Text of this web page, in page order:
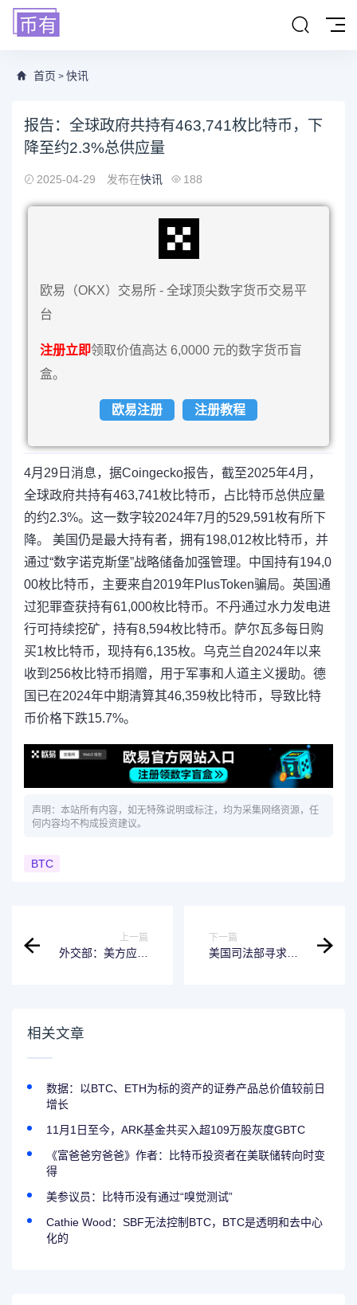
首页 > 快讯
报告：全球政府共持有463,741枚比特币，下
降至约2.3%总供应量
2025-04-29 发布在快讯 188
欧易（OKX）交易所 - 全球顶尖数字货币交易平
台
注册立即领取价值高达 6,0000 元的数字货币盲
盒。
欧易注册 注册教程
4月29日消息，据Coingecko报告，截至2025年4月，
全球政府共持有463,741枚比特币，占比特币总供应量
的约2.3%。这一数字较2024年7月的529,591枚有所下
降。 美国仍是最大持有者，拥有198,012枚比特币，并
通过“数字诺克斯堡”战略储备加强管理。中国持有194,0
00枚比特币，主要来自2019年PlusToken骗局。英国通
过犯罪查获持有61,000枚比特币。不丹通过水力发电进
行可持续挖矿，持有8,594枚比特币。萨尔瓦多每日购
买1枚比特币，现持有6,135枚。乌克兰自2024年以来
收到256枚比特币捐赠，用于军事和人道主义援助。德
国已在2024年中期清算其46,359枚比特币，导致比特
币价格下跌15.7%。
声明：本站所有内容，如无特殊说明或标注，均为采集网络资源，任
何内容均不构成投资建议。
BTC
上一篇
外交部：美方应在
下一篇
美国司法部寻求判
相关文章
数据：以BTC、ETH为标的资产的证券产品总价值较前日
增长
11月1日至今，ARK基金共买入超109万股灰度GBTC
《富爸爸穷爸爸》作者：比特币投资者在美联储转向时变
得
美参议员：比特币没有通过“嗅觉测试”
Cathie Wood：SBF无法控制BTC，BTC是透明和去中心
化的